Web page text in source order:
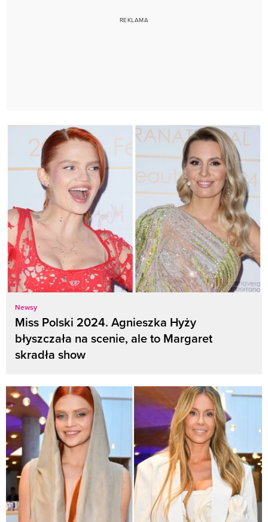
Newsy
Miss Polski 2024. Agnieszka Hyży
błyszczała na scenie, ale to Margaret
skradła show